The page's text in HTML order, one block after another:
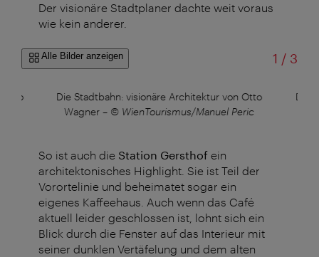
Der visionäre Stadtplaner dachte weit voraus
wie kein anderer.
Alle Bilder anzeigen 1 /von
3
Otto
Die Stadtbahn: visionäre Architektur von Otto
Wagner – © WienTourismus/Manuel Peric
Die
So ist auch die Station Gersthof ein
architektonisches Highlight. Sie ist Teil der
Vorortelinie und beheimatet sogar ein
eigenes Kaffeehaus. Auch wenn das Café
aktuell leider geschlossen ist, lohnt sich ein
Blick durch die Fenster auf das Interieur mit
seiner dunklen Vertäfelung und dem alten